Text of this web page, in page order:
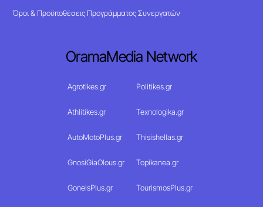
Όροι & Προϋποθέσεις Προγράμματος Συνεργατών
OramaMedia Network
Agrotikes.gr Politikes.gr
Athlitikes.gr Texnologika.gr
AutoMotoPlus.gr Thisishellas.gr
GnosiGiaOlous.gr Topikanea.gr
GoneisPlus.gr TourismosPlus.gr